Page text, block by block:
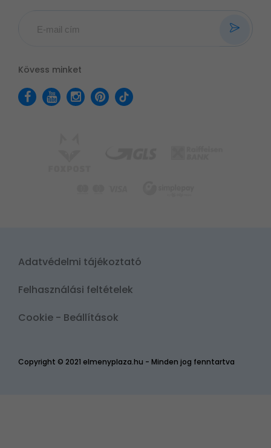
Kövess minket
Copyright © 2021 elmenyplaza.hu - Minden jog fenntartva
Adatvédelmi tájékoztató
Felhasználási feltételek
Cookie - Beállítások